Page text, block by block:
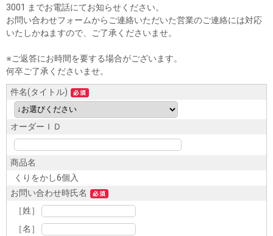
3001 までお電話にてお知らせください。
お問い合わせフォームからご連絡いただいた営業のご連絡には対応
いたしかねますので、ご了承くださいませ。
※ご返答にお時間を要する場合がございます。
何卒ご了承くださいませ。
件名(タイトル)
オーダーＩＤ
商品名
くりをかし6個入
お問い合わせ時氏名
［姓］
［名］